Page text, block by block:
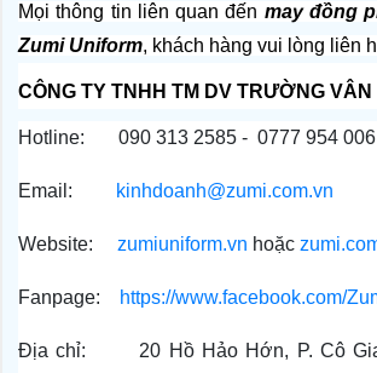
Mọi thông tin liên quan đến may đồng
Zumi Uniform, khách hàng vui lòng liên
CÔNG TY TNHH TM DV TRƯỜNG VÂN
Hotline:       090 313 2585 -  0777 954 006
Email: kinhdoanh@zumi.com.vn
Website: zumiuniform.vn hoặc
Fanpage: https://www.facebook.com/
Địa chỉ:       20 Hồ Hảo Hớn, P. Cô